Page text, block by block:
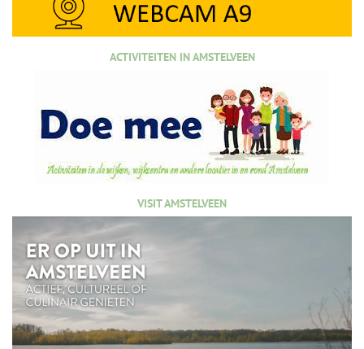
ACTIVITEITEN IN AMSTELVEEN
VISIT AMSTELVEEN